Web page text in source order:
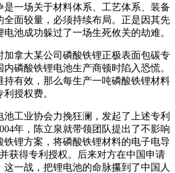
是一场关于材料体系、工艺体系、装备
全面较量，必须持续布局。正是因其先
池成功躲过了一场生死攸关的劫难。
加拿大某公司磷酸铁锂正极表面包碳专
磷酸铁锂电池生产商顿时陷入恐慌。
持有效，那么每生产一吨磷酸铁锂材料
授权费。
池工业协会力挽狂澜，发起了上述专利
年，陈立泉就带领团队提出了不影响
铁锂方案，将磷酸铁锂材料的电子电导
获得专利授权。后来对方在中国申请
一战，把锂电池的命脉攥到了中国人